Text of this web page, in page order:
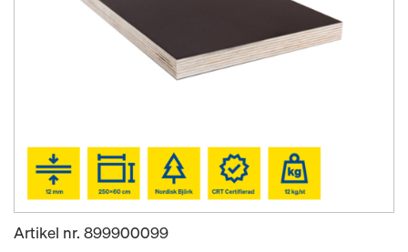
Artikel nr. 899900099